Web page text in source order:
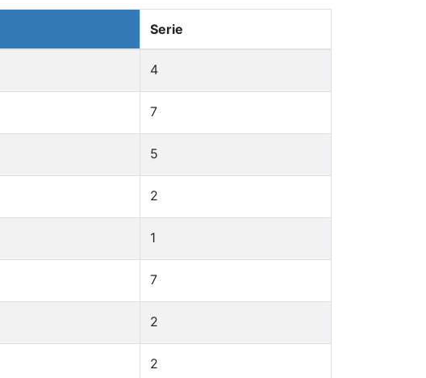
Serie
4
7
5
2
1
7
2
2